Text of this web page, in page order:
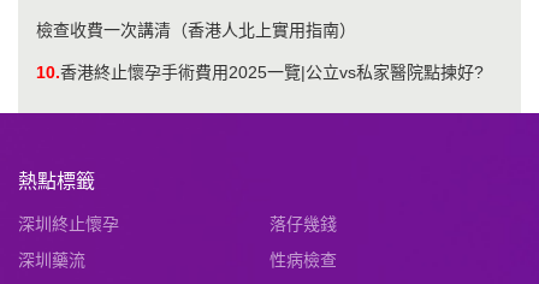
檢查收費一次講清（香港人北上實用指南）
10.香港終止懷孕手術費用2025一覽|公立vs私家醫院點揀好?
熱點標籤
深圳終止懷孕
落仔幾錢
深圳藥流
性病檢查